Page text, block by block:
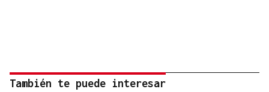
También te puede interesar